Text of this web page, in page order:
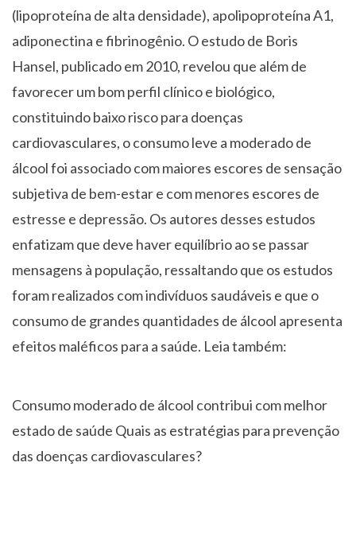
(lipoproteína de alta densidade), apolipoproteína A1,
adiponectina e fibrinogênio. O estudo de Boris
Hansel, publicado em 2010, revelou que além de
favorecer um bom perfil clínico e biológico,
constituindo baixo risco para doenças
cardiovasculares, o consumo leve a moderado de
álcool foi associado com maiores escores de sensação
subjetiva de bem-estar e com menores escores de
estresse e depressão. Os autores desses estudos
enfatizam que deve haver equilíbrio ao se passar
mensagens à população, ressaltando que os estudos
foram realizados com indivíduos saudáveis e que o
consumo de grandes quantidades de álcool apresenta
efeitos maléficos para a saúde. Leia também:
Consumo moderado de álcool contribui com melhor
estado de saúde Quais as estratégias para prevenção
das doenças cardiovasculares?